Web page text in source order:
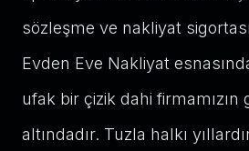
sözleşme ve nakliyat
Evden Eve Nakliyat
ufak bir çizik dahi firmamızın
altındadır. Tuzla halkı